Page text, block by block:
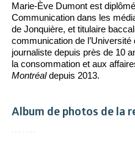
Marie-Ève Dumont est
Communication dans les
de Jonquière, et titulaire
communication de
journaliste depuis près de 10
la consommation et aux
Montréaldepuis 2013.
Album de photos de la